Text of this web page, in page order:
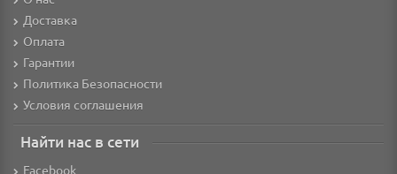
Доставка
Оплата
Гарантии
Политика Безопасности
Условия соглашения
Найти нас в сети
Facebook